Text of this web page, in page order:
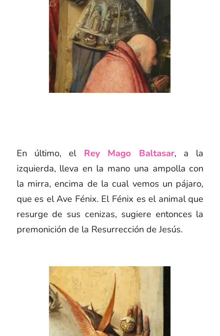
En último, el Rey Mago Baltasar, a la
izquierda, lleva en la mano una ampolla con
la mirra, encima de la cual vemos un pájaro,
que es el Ave Fénix. El Fénix es el animal que
resurge de sus cenizas, sugiere entonces la
premonición de la Resurrección de Jesús.